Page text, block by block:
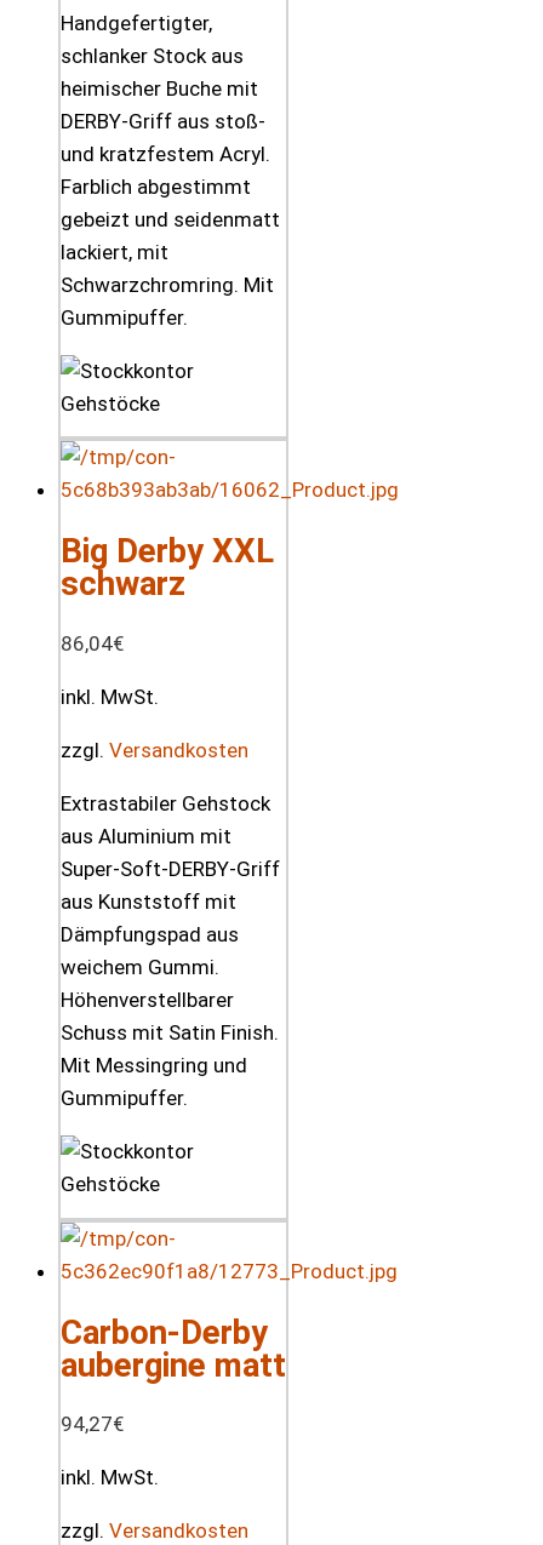
Handgefertigter,
schlanker Stock aus
heimischer Buche mit
DERBY-Griff aus stoß-
und kratzfestem Acryl.
Farblich abgestimmt
gebeizt und seidenmatt
lackiert, mit
Schwarzchromring. Mit
Gummipuffer.
Big Derby XXL
schwarz
86,04€
inkl. MwSt.
zzgl. Versandkosten
Extrastabiler Gehstock
aus Aluminium mit
Super-Soft-DERBY-Griff
aus Kunststoff mit
Dämpfungspad aus
weichem Gummi.
Höhenverstellbarer
Schuss mit Satin Finish.
Mit Messingring und
Gummipuffer.
Carbon-Derby
aubergine matt
94,27€
inkl. MwSt.
zzgl. Versandkosten